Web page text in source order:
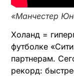
«Манчестер
Холанд =
футболке
партнерам.
рекорд: